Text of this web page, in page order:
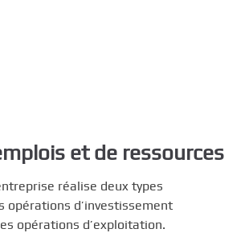
et de ressources
réalise deux types
opérations d’investissement
opérations d’exploitation.